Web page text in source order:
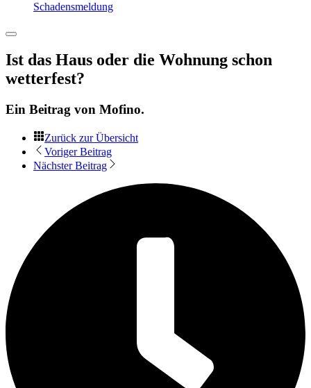
Schadensmeldung
Ist das Haus oder die Wohnung schon
wetterfest?
Ein Beitrag von Mofino.
Zurück zur Übersicht
Voriger Beitrag
Nächster Beitrag